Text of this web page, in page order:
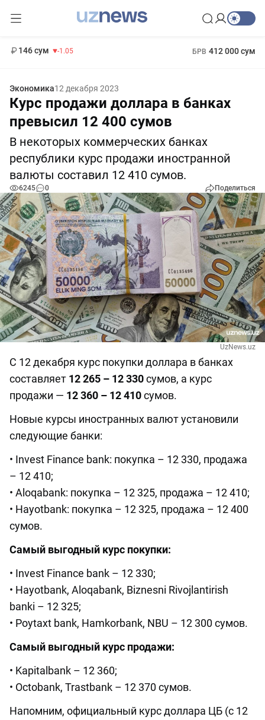
146 сум -1.05 БРВ 412 000 сум
Экономика12 декабря 2023
Курс продажи доллара в банках
превысил 12 400 сумов
В некоторых коммерческих банках
республики курс продажи иностранной
валюты составил 12 410 сумов.
6245 0 Поделиться
UzNews.uz
С 12 декабря курс покупки доллара в банках
составляет 12 265 – 12 330сумов, а курс
продажи — 12 360 – 12 410сумов.
Новые курсы иностранных валют установили
следующие банки:
• Invest Finance bank: покупка – 12 330, продажа
– 12 410;
• Aloqabank: покупка – 12 325, продажа – 12 410;
• Hayotbank: покупка – 12 325, продажа – 12 400
сумов.
Самый выгодный курс покупки:
• Invest Finance bank – 12 330;
• Hayotbank, Aloqabank, Biznesni Rivojlantirish
banki – 12 325;
• Poytaxt bank, Hamkorbank, NBU – 12 300 сумов.
Самый выгодный курс продажи:
• Kapitalbank – 12 360;
• Octobank, Trastbank – 12 370 сумов.
Напомним, официальный курс доллара ЦБ (с 12